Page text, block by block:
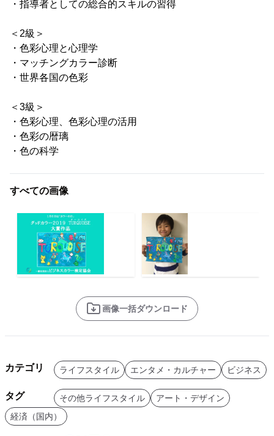
・指導者としての総合的スキルの習得
＜2級＞
・色彩心理と心理学
・マッチングカラー診断
・世界各国の色彩
＜3級＞
・色彩心理、色彩心理の活用
・色彩の暦璃
・色の科学
すべての画像
画像一括ダウンロード
カテゴリ ライフスタイル エンタメ・カルチャー ビジネス
タグ その他ライフスタイル
アート・デザイン
経済（国内）